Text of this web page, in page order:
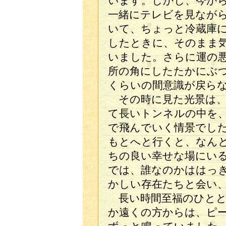
一緒にテレビを見なが
いて、ちょっと冷蔵庫
したときに、そのまま
いました。さらに運の
所の角にしたたかにぶ
くらいの間意識が戻ら
その時に見た光景は
て長いトンネルの中を
で飛んでいく情景でし
もとへと行くと、なん
ちの良い幸せな場にい
では、誰なのかははっ
かしい存在たちと会
長い時間至福のひと
か遠くの方からは、ピ